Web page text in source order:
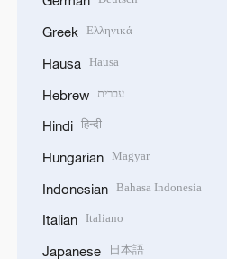
Greek Ελληνικά
Hausa Hausa
Hebrew עברית
Hindi हिन्दी
Hungarian Magyar
Indonesian Bahasa Indonesia
Italian Italiano
Japanese 日本語